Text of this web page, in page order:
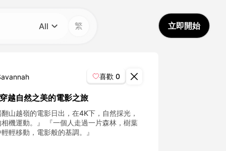
All
Avatar Video
Pet Video
繁 立即開始
喜歡 0
越自然之美的電影之旅
山越嶺的電影日出，在4K下，自然採光，
機運動。』 『一個人走過一片森林，樹葉
輕移動，電影般的基調。』